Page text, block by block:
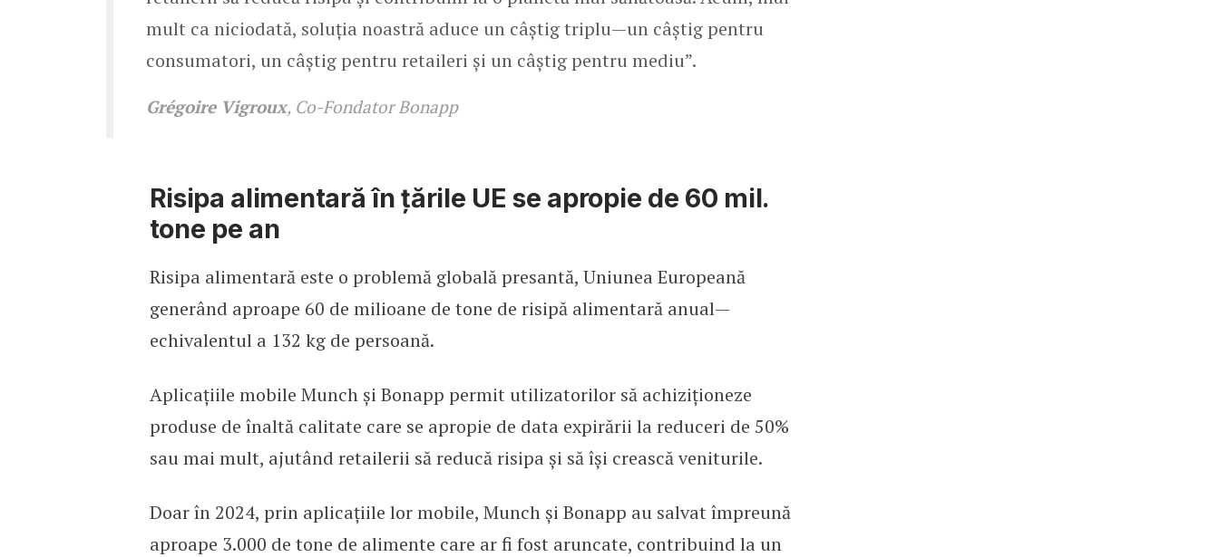
mult ca niciodată, soluția noastră aduce un câștig triplu—un câștig pentru
consumatori, un câștig pentru retaileri și un câștig pentru mediu”.
Grégoire Vigroux, Co-Fondator Bonapp
Risipa alimentară în țările UE se apropie de 60 mil.
tone pe an
Risipa alimentară este o problemă globală presantă, Uniunea Europeană
generând aproape 60 de milioane de tone de risipă alimentară anual—
echivalentul a 132 kg de persoană.
Aplicațiile mobile Munch și Bonapp permit utilizatorilor să achiziționeze
produse de înaltă calitate care se apropie de data expirării la reduceri de 50%
sau mai mult, ajutând retailerii să reducă risipa și să își crească veniturile.
Doar în 2024, prin aplicațiile lor mobile, Munch și Bonapp au salvat împreună
aproape 3.000 de tone de alimente care ar fi fost aruncate, contribuind la un